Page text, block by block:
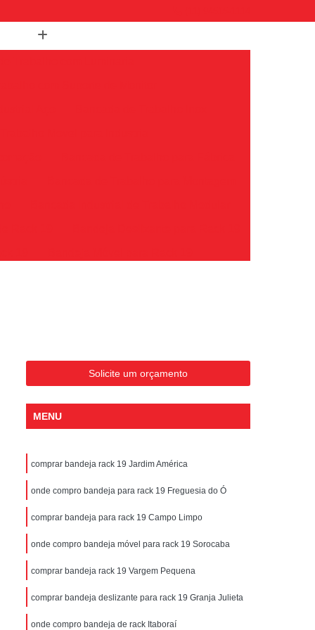
Térmico para Data Center
Energética Térmica para Data Center
Térmica para Data Center
Climatização para Data Center
Data Center com Teto Retrátil
para Data Center Climatizado
para Data Center com Biometria
Data Center com Porta Automática
para Data Center com Teto Basculante
para Data Center com Teto Retrátil
Solicite um orçamento
MENU
comprar bandeja rack 19 Jardim América
onde compro bandeja para rack 19 Freguesia do Ó
comprar bandeja para rack 19 Campo Limpo
onde compro bandeja móvel para rack 19 Sorocaba
comprar bandeja rack 19 Vargem Pequena
comprar bandeja deslizante para rack 19 Granja Julieta
onde compro bandeja de rack Itaboraí